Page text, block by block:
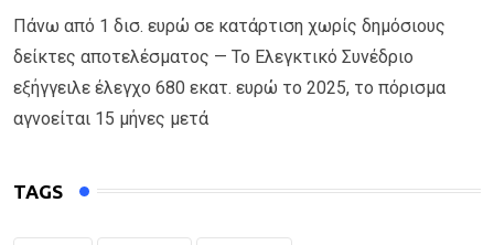
Πάνω από 1 δισ. ευρώ σε κατάρτιση χωρίς δημόσιους
δείκτες αποτελέσματος — Το Ελεγκτικό Συνέδριο
εξήγγειλε έλεγχο 680 εκατ. ευρώ το 2025, το πόρισμα
αγνοείται 15 μήνες μετά
TAGS